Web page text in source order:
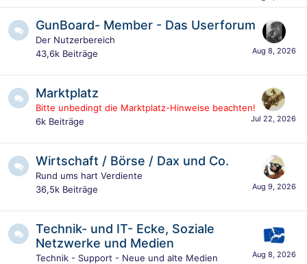
GunBoard- Member - Das Userforum
Der Nutzerbereich
43,6k Beiträge
Marktplatz
Bitte unbedingt die Marktplatz-Hinweise beachten!
6k Beiträge
Wirtschaft / Börse / Dax und Co.
Rund ums hart Verdiente
36,5k Beiträge
Technik- und IT- Ecke, Soziale
Netzwerke und Medien
Technik - Support - Neue und alte Medien